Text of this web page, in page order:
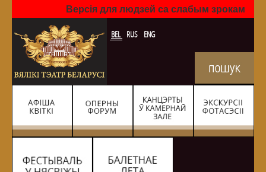
Версія для людзей са слабым зрокам
BEL RUS ENG